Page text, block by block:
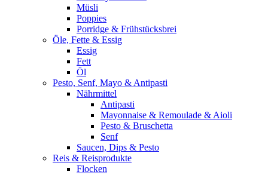
Müsli
Poppies
Porridge & Frühstücksbrei
Öle, Fette & Essig
Essig
Fett
Öl
Pesto, Senf, Mayo & Antipasti
Nährmittel
Antipasti
Mayonnaise & Remoulade & Aioli
Pesto & Bruschetta
Senf
Saucen, Dips & Pesto
Reis & Reisprodukte
Flocken